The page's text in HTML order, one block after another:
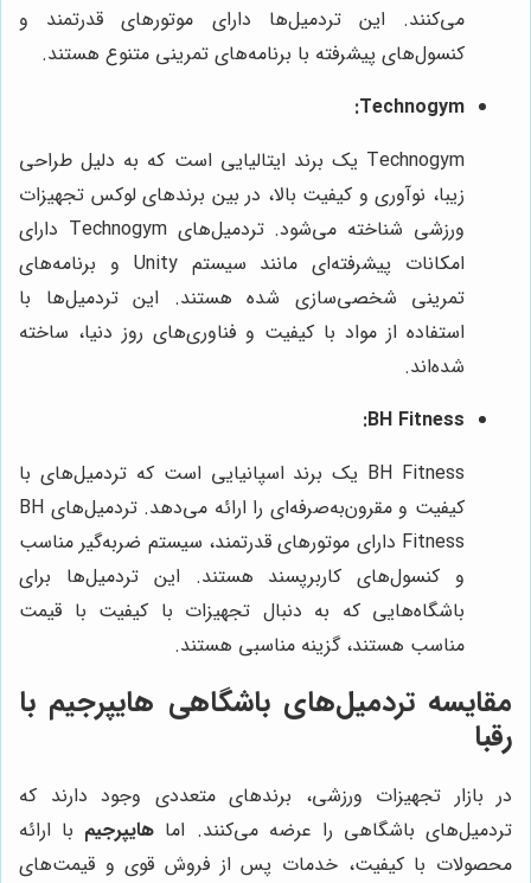
می‌کنند. این تردمیل‌ها دارای موتورهای قدرتمند و
کنسول‌های پیشرفته با برنامه‌های تمرینی متنوع هستند.
Technogym:
Technogym یک برند ایتالیایی است که به دلیل طراحی
زیبا، نوآوری و کیفیت بالا، در بین برندهای لوکس تجهیزات
ورزشی شناخته می‌شود. تردمیل‌های Technogym دارای
امکانات پیشرفته‌ای مانند سیستم Unity و برنامه‌های
تمرینی شخصی‌سازی شده هستند. این تردمیل‌ها با
استفاده از مواد با کیفیت و فناوری‌های روز دنیا، ساخته
شده‌اند.
BH Fitness:
BH Fitness یک برند اسپانیایی است که تردمیل‌های با
کیفیت و مقرون‌به‌صرفه‌ای را ارائه می‌دهد. تردمیل‌های BH
Fitness دارای موتورهای قدرتمند، سیستم ضربه‌گیر مناسب
و کنسول‌های کاربرپسند هستند. این تردمیل‌ها برای
باشگاه‌هایی که به دنبال تجهیزات با کیفیت با قیمت
مناسب هستند، گزینه مناسبی هستند.
مقایسه تردمیل‌های باشگاهی هایپرجیم با
رقبا
در بازار تجهیزات ورزشی، برندهای متعددی وجود دارند که
تردمیل‌های باشگاهی را عرضه می‌کنند. اما هایپرجیم با ارائه
محصولات با کیفیت، خدمات پس از فروش قوی و قیمت‌های